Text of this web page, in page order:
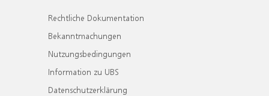
Rechtliche Dokumentation
Bekanntmachungen
Nutzungsbedingungen
Information zu UBS
Datenschutzerklärung